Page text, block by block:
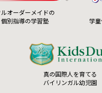
ルオーダーメイドの
個別指導の学習塾
学
真の国際人を育てる
バイリンガル幼児園